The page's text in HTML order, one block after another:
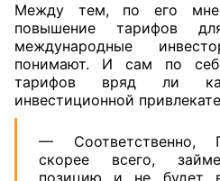
Между тем, по его
повышение тарифов
международные
понимают. И сам по
тарифов вряд ли
инвестиционной
— Соответственно,
скорее всего,
позицию и не будет